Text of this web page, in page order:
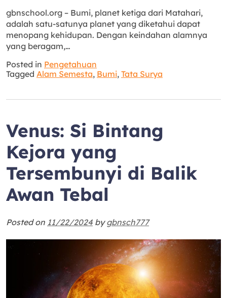
gbnschool.org – Bumi, planet ketiga dari Matahari,
adalah satu-satunya planet yang diketahui dapat
menopang kehidupan. Dengan keindahan alamnya
yang beragam,…
Posted in Pengetahuan
Tagged Alam Semesta, Bumi, Tata Surya
Venus: Si Bintang
Kejora yang
Tersembunyi di Balik
Awan Tebal
Posted on 11/22/2024bygbnsch777